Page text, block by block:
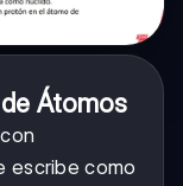
Átomos
escribe como